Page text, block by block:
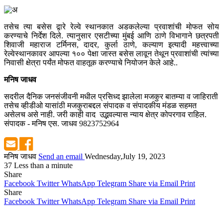
तसेच त्या बसेस द्वारे रेल्वे स्थानकात अडकलेल्या प्रवाशांची मोफत सोय
करण्याचे निर्देश दिले. त्यानुसार एसटीच्या मुंबई आणि ठाणे विभागाने छत्रपती
शिवाजी महाराज टर्मिनस, दादर, कुर्ला ठाणे, कल्याण इत्यादी महत्त्वाच्या
रेल्वेस्थानकावर आपल्या १०० पेक्षा जास्त बसेस लावून तेथून प्रवाशांची त्यांच्या
निवासी क्षेत्रा पर्यंत मोफत वाहतूक करण्याचे नियोजन केले आहे..
मनिष जाधव
सदरील दैनिक जनसंजीवनी मधील प्रसिध्द झालेला मजकुर बातम्या व जाहिराती
तसेच व्हीडीओ यासांठी मजकुराबद्दल संपादक व संपादकीय मंडळ सहमत
असेलच असे नाही. जरी काही वाद उद्भवल्यास न्याय क्षेत्र कोपरगाव राहिल.
संपादक - मनिष एस. जाधव 9823752964
मनिष जाधव Send an email Wednesday,July 19, 2023
37 Less than a minute
Share
Facebook Twitter WhatsApp Telegram Share via Email Print
Share
Facebook Twitter WhatsApp Telegram Share via Email Print